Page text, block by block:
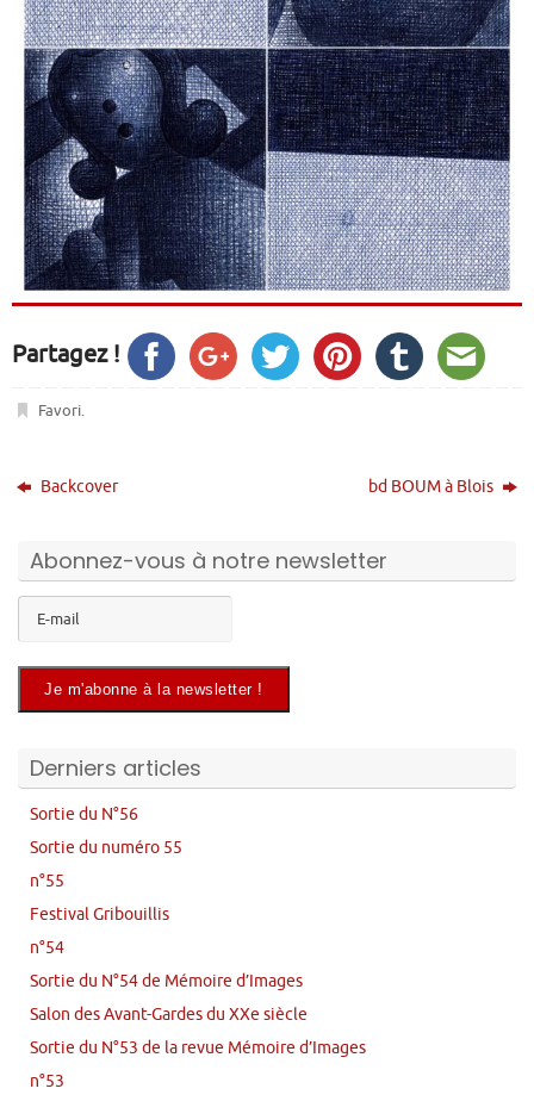
Partagez !
Favori.
Backcover bd BOUM à Blois
Abonnez-vous à notre newsletter
Derniers articles
Sortie du N°56
Sortie du numéro 55
n°55
Festival Gribouillis
n°54
Sortie du N°54 de Mémoire d’Images
Salon des Avant-Gardes du XXe siècle
Sortie du N°53 de la revue Mémoire d’Images
n°53